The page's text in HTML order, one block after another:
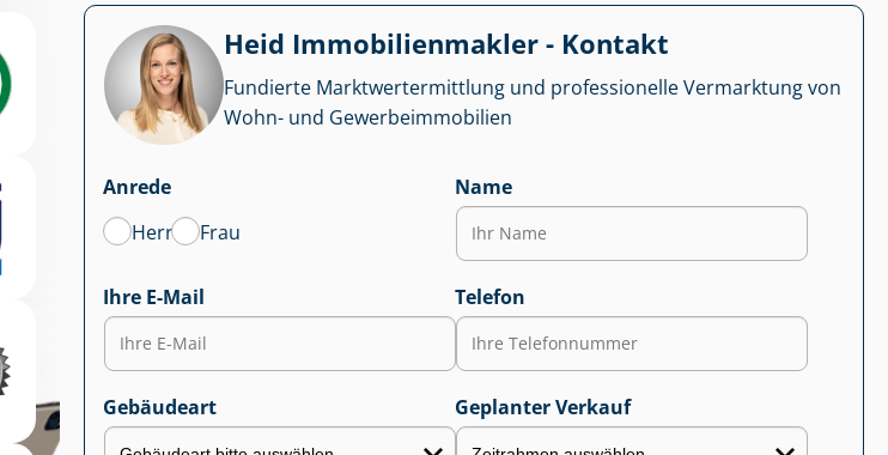
Heid Im­mo­bi­li­en­mak­ler - Kontakt
Fundierte Markt­wert­ermitt­lung und professionelle Vermarktung von
Wohn- und Ge­wer­be­im­mo­bi­li­en
Anrede
Herr
Frau
Name
Ihre E-Mail Telefon
Gebäudeart Geplanter Verkauf